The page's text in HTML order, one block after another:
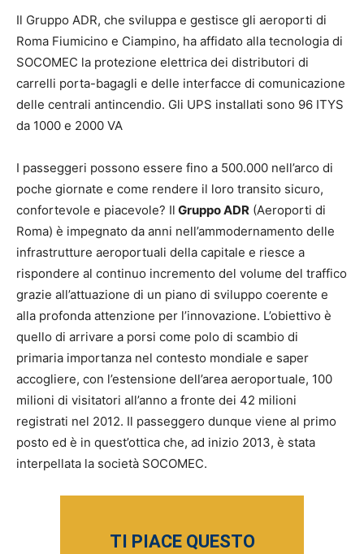
Il Gruppo ADR, che sviluppa e gestisce gli aeroporti di
Roma Fiumicino e Ciampino, ha affidato alla tecnologia di
SOCOMEC la protezione elettrica dei distributori di
carrelli porta-bagagli e delle interfacce di comunicazione
delle centrali antincendio. Gli UPS installati sono 96 ITYS
da 1000 e 2000 VA
I passeggeri possono essere fino a 500.000 nell’arco di
poche giornate e come rendere il loro transito sicuro,
confortevole e piacevole? Il Gruppo ADR (Aeroporti di
Roma) è impegnato da anni nell’ammodernamento delle
infrastrutture aeroportuali della capitale e riesce a
rispondere al continuo incremento del volume del traffico
grazie all’attuazione di un piano di sviluppo coerente e
alla profonda attenzione per l’innovazione. L’obiettivo è
quello di arrivare a porsi come polo di scambio di
primaria importanza nel contesto mondiale e saper
accogliere, con l’estensione dell’area aeroportuale, 100
milioni di visitatori all’anno a fronte dei 42 milioni
registrati nel 2012. Il passeggero dunque viene al primo
posto ed è in quest’ottica che, ad inizio 2013, è stata
interpellata la società SOCOMEC.
TI PIACE QUESTO